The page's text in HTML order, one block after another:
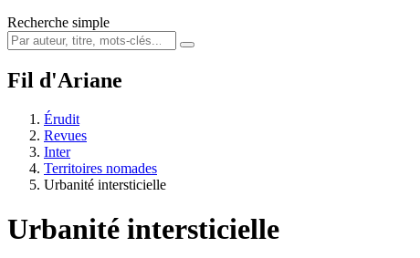
Recherche simple
Fil d'Ariane
Érudit
Revues
Inter
Territoires nomades
Urbanité intersticielle
Urbanité intersticielle